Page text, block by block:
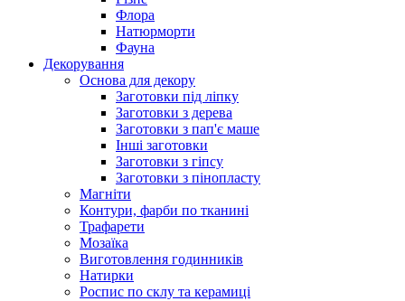
Флора
Натюрморти
Фауна
Декорування
Основа для декору
Заготовки під ліпку
Заготовки з дерева
Заготовки з пап'є маше
Інші заготовки
Заготовки з гіпсу
Заготовки з пінопласту
Магніти
Контури, фарби по тканині
Трафарети
Мозаїка
Виготовлення годинників
Натирки
Роспис по склу та керамиці